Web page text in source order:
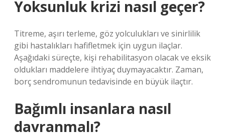
Yoksunluk krizi nasıl geçer?
Titreme, aşırı terleme, göz yolculukları ve sinirlilik
gibi hastalıkları hafifletmek için uygun ilaçlar.
Aşağıdaki süreçte, kişi rehabilitasyon olacak ve eksik
oldukları maddelere ihtiyaç duymayacaktır. Zaman,
borç sendromunun tedavisinde en büyük ilaçtır.
Bağımlı insanlara nasıl
davranmalı?